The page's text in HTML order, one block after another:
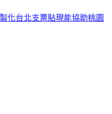
化台北支票貼現能協助桃園